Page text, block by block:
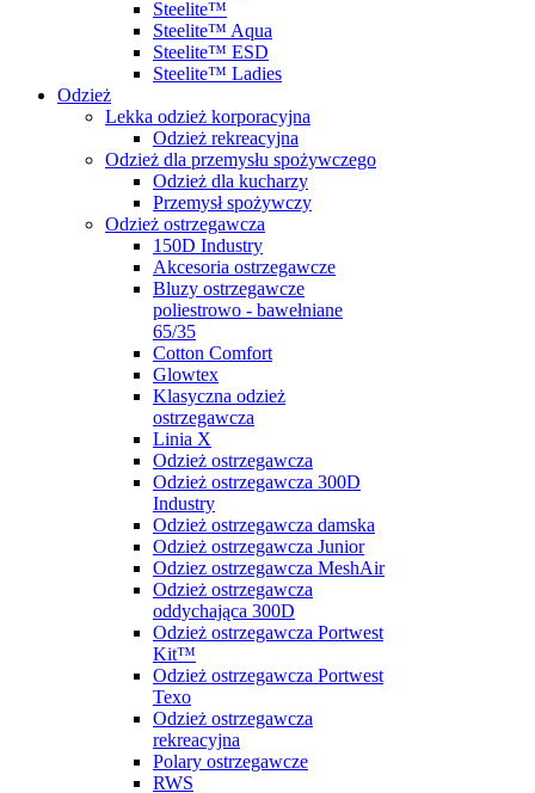
Steelite™
Steelite™ Aqua
Steelite™ ESD
Steelite™ Ladies
Odzież
Lekka odzież korporacyjna
Odzież rekreacyjna
Odzież dla przemysłu spożywczego
Odzież dla kucharzy
Przemysł spożywczy
Odzież ostrzegawcza
150D Industry
Akcesoria ostrzegawcze
Bluzy ostrzegawcze
poliestrowo - bawełniane
65/35
Cotton Comfort
Glowtex
Klasyczna odzież
ostrzegawcza
Linia X
Odzież ostrzegawcza
Odzież ostrzegawcza 300D
Industry
Odzież ostrzegawcza damska
Odzież ostrzegawcza Junior
Odziez ostrzegawcza MeshAir
Odzież ostrzegawcza
oddychająca 300D
Odzież ostrzegawcza Portwest
Kit™
Odzież ostrzegawcza Portwest
Texo
Odzież ostrzegawcza
rekreacyjna
Polary ostrzegawcze
RWS